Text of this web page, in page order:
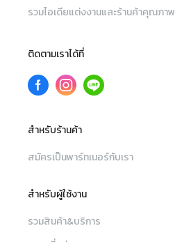
รวมไอเดียแต่งงานและร้านค้าคุณภาพ
ติดตามเราได้ที่
สำหรับร้านค้า
สมัครเป็นพาร์ทเนอร์กับเรา
สำหรับผู้ใช้งาน
รวมสินค้า&บริการ